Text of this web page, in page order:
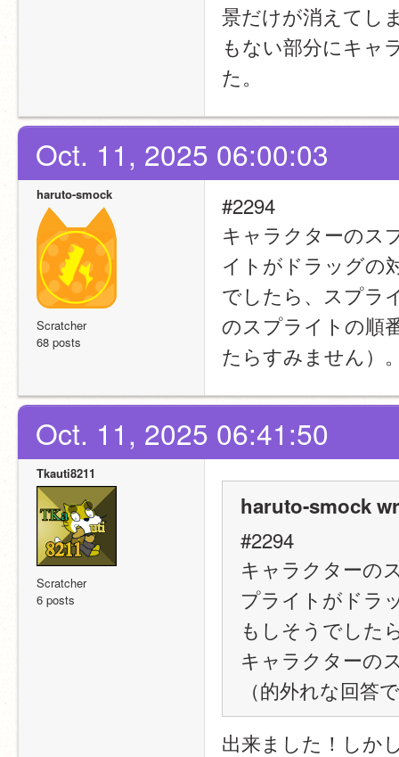
景だけが消えてし
もない部分にキャ
た。
Oct. 11, 2025 06:00:03
haruto-smock
Scratcher
68 posts
#2294
キャラクターのス
イトがドラッグの
でしたら、スプラ
のスプライトの順
たらすみません）
Oct. 11, 2025 06:41:50
Tkauti8211
Scratcher
6 posts
haruto-smock
#2294
キャラクターの
プライトがドラ
もしそうでした
キャラクターの
（的外れな回答
出来ました！しか